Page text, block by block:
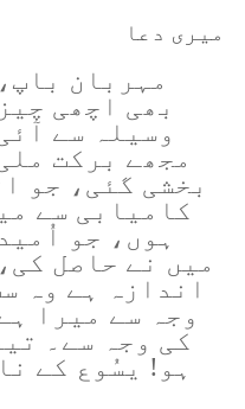
میری دعا
مہربان
بھی اچھی
وسیلہ سے
مجھے برکت
بخشی گئی، جو
کامیابی سے
ہوں، جو
میں نے حاصل
اندازہ ہے وہ
وجہ سے میرا
کی وجہ سے۔
ہو! یسُوع کے